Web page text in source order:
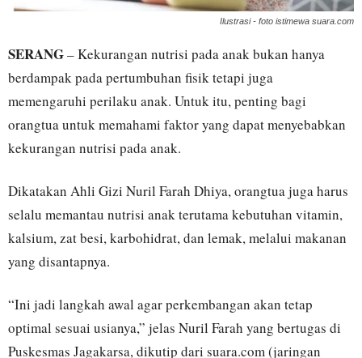
Ilustrasi - foto istimewa suara.com
SERANG– Kekurangan nutrisi pada anak bukan hanya
berdampak pada pertumbuhan fisik tetapi juga
memengaruhi perilaku anak. Untuk itu, penting bagi
orangtua untuk memahami faktor yang dapat menyebabkan
kekurangan nutrisi pada anak.
Dikatakan Ahli Gizi Nuril Farah Dhiya, orangtua juga harus
selalu memantau nutrisi anak terutama kebutuhan vitamin,
kalsium, zat besi, karbohidrat, dan lemak, melalui makanan
yang disantapnya.
“Ini jadi langkah awal agar perkembangan akan tetap
optimal sesuai usianya,” jelas Nuril Farah yang bertugas di
Puskesmas Jagakarsa, dikutip dari suara.com (jaringan